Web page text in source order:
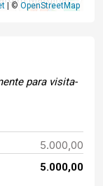
© OpenStreetMap
para visita-
5.000,00
5.000,00